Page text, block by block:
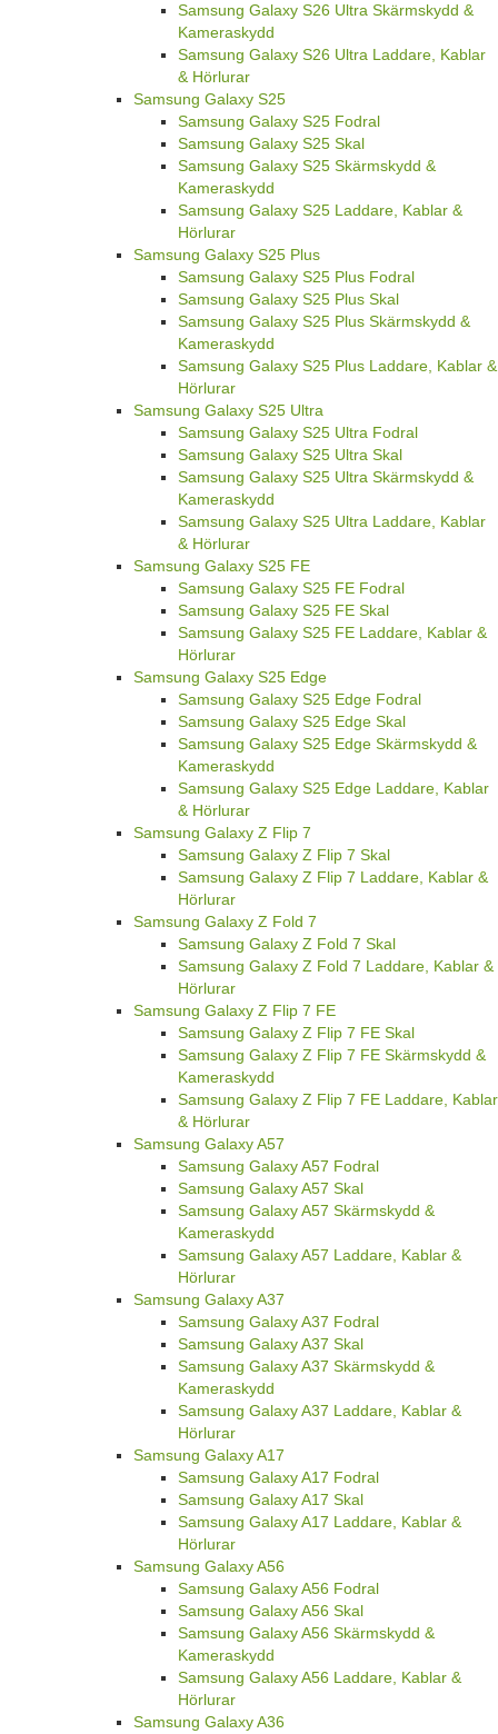
Samsung Galaxy S26 Ultra Skärmskydd &
Kameraskydd
Samsung Galaxy S26 Ultra Laddare, Kablar
& Hörlurar
Samsung Galaxy S25
Samsung Galaxy S25 Fodral
Samsung Galaxy S25 Skal
Samsung Galaxy S25 Skärmskydd &
Kameraskydd
Samsung Galaxy S25 Laddare, Kablar &
Hörlurar
Samsung Galaxy S25 Plus
Samsung Galaxy S25 Plus Fodral
Samsung Galaxy S25 Plus Skal
Samsung Galaxy S25 Plus Skärmskydd &
Kameraskydd
Samsung Galaxy S25 Plus Laddare, Kablar &
Hörlurar
Samsung Galaxy S25 Ultra
Samsung Galaxy S25 Ultra Fodral
Samsung Galaxy S25 Ultra Skal
Samsung Galaxy S25 Ultra Skärmskydd &
Kameraskydd
Samsung Galaxy S25 Ultra Laddare, Kablar
& Hörlurar
Samsung Galaxy S25 FE
Samsung Galaxy S25 FE Fodral
Samsung Galaxy S25 FE Skal
Samsung Galaxy S25 FE Laddare, Kablar &
Hörlurar
Samsung Galaxy S25 Edge
Samsung Galaxy S25 Edge Fodral
Samsung Galaxy S25 Edge Skal
Samsung Galaxy S25 Edge Skärmskydd &
Kameraskydd
Samsung Galaxy S25 Edge Laddare, Kablar
& Hörlurar
Samsung Galaxy Z Flip 7
Samsung Galaxy Z Flip 7 Skal
Samsung Galaxy Z Flip 7 Laddare, Kablar &
Hörlurar
Samsung Galaxy Z Fold 7
Samsung Galaxy Z Fold 7 Skal
Samsung Galaxy Z Fold 7 Laddare, Kablar &
Hörlurar
Samsung Galaxy Z Flip 7 FE
Samsung Galaxy Z Flip 7 FE Skal
Samsung Galaxy Z Flip 7 FE Skärmskydd &
Kameraskydd
Samsung Galaxy Z Flip 7 FE Laddare, Kablar
& Hörlurar
Samsung Galaxy A57
Samsung Galaxy A57 Fodral
Samsung Galaxy A57 Skal
Samsung Galaxy A57 Skärmskydd &
Kameraskydd
Samsung Galaxy A57 Laddare, Kablar &
Hörlurar
Samsung Galaxy A37
Samsung Galaxy A37 Fodral
Samsung Galaxy A37 Skal
Samsung Galaxy A37 Skärmskydd &
Kameraskydd
Samsung Galaxy A37 Laddare, Kablar &
Hörlurar
Samsung Galaxy A17
Samsung Galaxy A17 Fodral
Samsung Galaxy A17 Skal
Samsung Galaxy A17 Laddare, Kablar &
Hörlurar
Samsung Galaxy A56
Samsung Galaxy A56 Fodral
Samsung Galaxy A56 Skal
Samsung Galaxy A56 Skärmskydd &
Kameraskydd
Samsung Galaxy A56 Laddare, Kablar &
Hörlurar
Samsung Galaxy A36